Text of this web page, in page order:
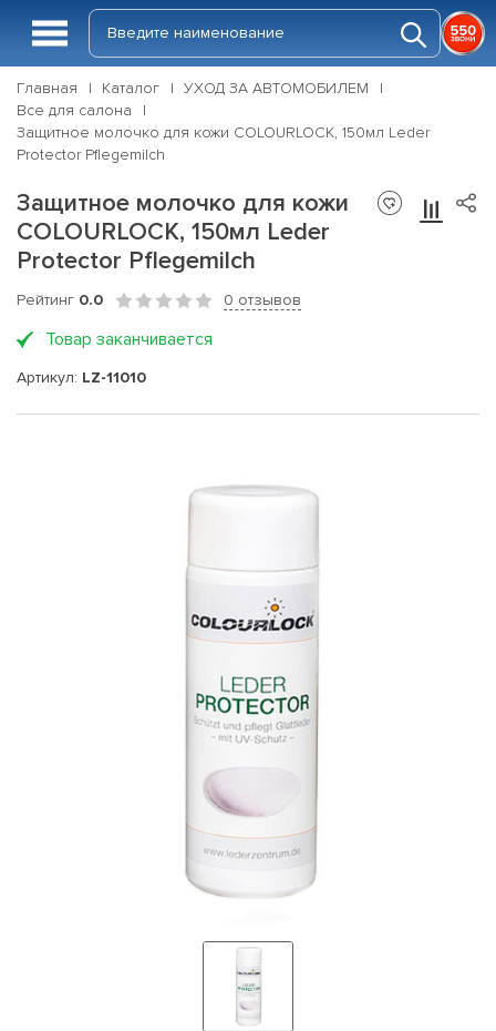
Главная Каталог
УХОД ЗА АВТОМОБИЛЕМ
Все для салона
Защитное молочко для кожи COLOURLOCK, 150мл Leder
Protector Pflegemilch
Защитное молочко для кожи
COLOURLOCK, 150мл Leder
Protector Pflegemilch
Рейтинг 0.0 0 отзывов
Товар заканчивается
Артикул: LZ-11010